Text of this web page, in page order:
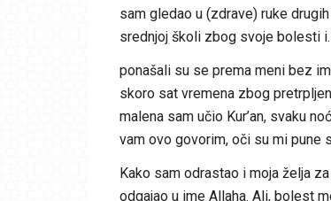
sam gledao u (zdrave) ruke
srednjoj školi zbog svoje bolesti
ponašali su se prema meni bez
skoro sat vremena zbog
malena sam učio Kur’an, svaku
vam ovo govorim, oči su mi pune
Kako sam odrastao i moja želja
odgajao u ime Allaha. Ali, bolest